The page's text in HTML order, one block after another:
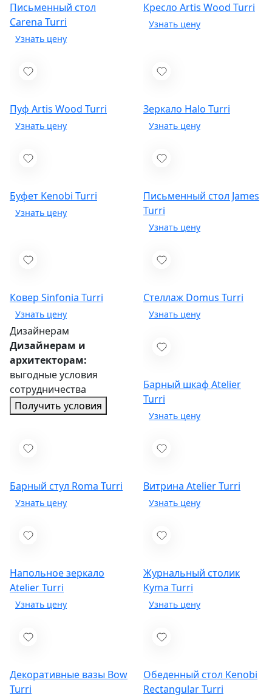
Письменный стол
Carena Turri
Кресло Artis Wood Turri
Пуф Artis Wood Turri Зеркало Halo Turri
Буфет Kenobi Turri
Письменный стол James
Turri
Ковер Sinfonia Turri Стеллаж Domus Turri
Дизайнерам
Дизайнерам и
архитекторам:
выгодные условия
сотрудничества
Получить условия
Барный шкаф Atelier
Turri
Барный стул Roma Turri Витрина AtelierTurri
Напольное зеркало
AtelierTurri
Журнальный столик
Kyma Turri
Декоративные вазы Bow
Turri
Обеденный стол Kenobi
RectangularTurri